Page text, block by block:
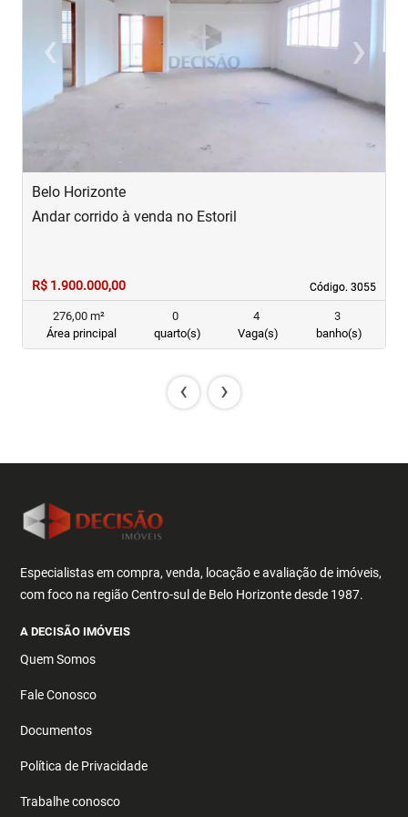
‹Previous ›Next
Belo Horizonte
Código. 3055
Código. 3055
Andar corrido à venda no Estoril
R$ 1.900.000,00
276,00 m²
Área principal
0
quarto(s)
4
Vaga(s)
3
banho(s)
‹ ›
Especialistas em compra, venda, locação e avaliação de imóveis,
com foco na região Centro-sul de Belo Horizonte desde 1987.
A DECISÃO IMÓVEIS
Quem Somos
Fale Conosco
Documentos
Política de Privacidade
Trabalhe conosco